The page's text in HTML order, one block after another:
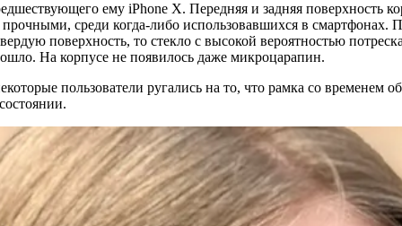
ему iPhone X. Передняя и задняя поверхность
среди когда-либо использовавшихся в смартфонах.
поверхность, то стекло с высокой вероятностью
На корпусе не появилось даже микроцарапин.
пользователи ругались на то, что рамка со